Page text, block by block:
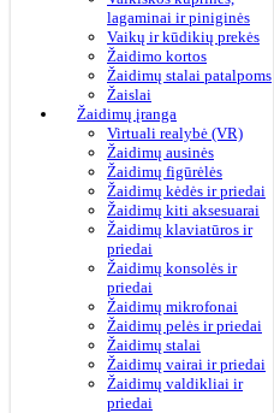
lagaminai ir piniginės
Vaikų ir kūdikių prekės
Žaidimo kortos
Žaidimų stalai patalpoms
Žaislai
Žaidimų įranga
Virtuali realybė (VR)
Žaidimų ausinės
Žaidimų figūrėlės
Žaidimų kėdės ir priedai
Žaidimų kiti aksesuarai
Žaidimų klaviatūros ir
priedai
Žaidimų konsolės ir
priedai
Žaidimų mikrofonai
Žaidimų pelės ir priedai
Žaidimų stalai
Žaidimų vairai ir priedai
Žaidimų valdikliai ir
priedai